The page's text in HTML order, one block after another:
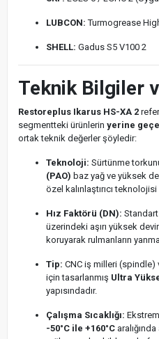
LUBCON: Turmogrease
SHELL: Gadus S5 V100 2
Teknik Bilgiler
Restoreplus Ikarus HS-XA 2
segmentteki ürünlerin yerine
ortak teknik değerler şöyledir:
Teknoloji: Sürtünme
(PAO) baz yağ ve yüksek
özel kalınlaştırıcı
Hız Faktörü (DN):
üzerindeki aşırı yüksek
koruyarak rulmanların
Tip: CNC iş milleri (spindle)
için tasarlanmış Ultra
yapısındadır.
Çalışma Sıcaklığı:
-50°C ile +160°C